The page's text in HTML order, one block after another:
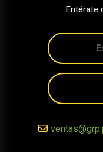
Entérate